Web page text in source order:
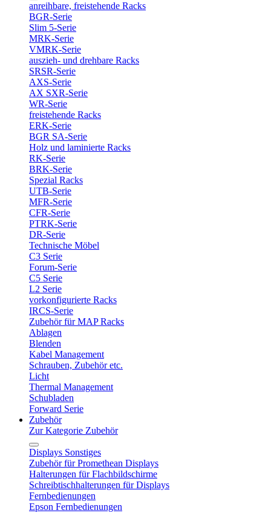
anreihbare, freistehende Racks
BGR-Serie
Slim 5-Serie
MRK-Serie
VMRK-Serie
auszieh- und drehbare Racks
SRSR-Serie
AXS-Serie
AX SXR-Serie
WR-Serie
freistehende Racks
ERK-Serie
BGR SA-Serie
Holz und laminierte Racks
RK-Serie
BRK-Serie
Spezial Racks
UTB-Serie
MFR-Serie
CFR-Serie
PTRK-Serie
DR-Serie
Technische Möbel
C3 Serie
Forum-Serie
C5 Serie
L2 Serie
vorkonfigurierte Racks
IRCS-Serie
Zubehör für MAP Racks
Ablagen
Blenden
Kabel Management
Schrauben, Zubehör etc.
Licht
Thermal Management
Schubladen
Forward Serie
Zubehör
Zur Kategorie Zubehör
Displays Sonstiges
Zubehör für Promethean Displays
Halterungen für Flachbildschirme
Schreibtischhalterungen für Displays
Fernbedienungen
Epson Fernbedienungen